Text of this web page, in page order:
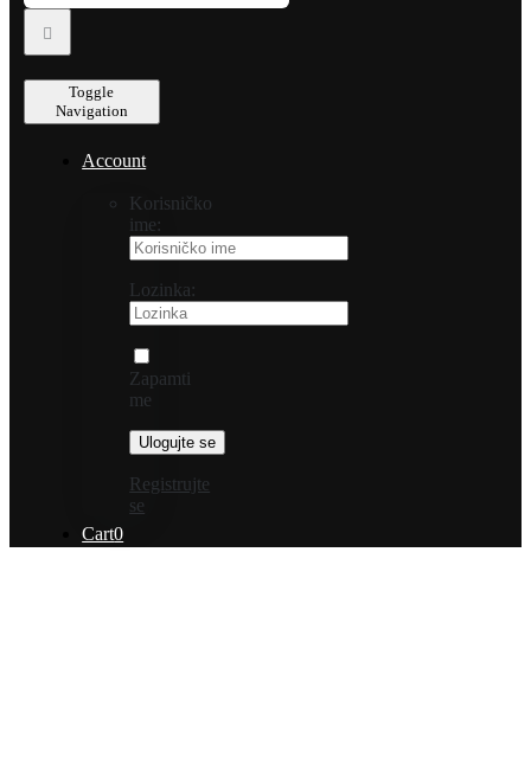
Toggle
Navigation
Account
Korisničko
ime:
Lozinka:
Zapamti
me
Registrujte
se
Cart0